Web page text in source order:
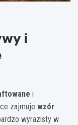
i
i
zajmuje wzór
wyrazisty w